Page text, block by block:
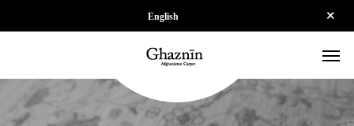
English